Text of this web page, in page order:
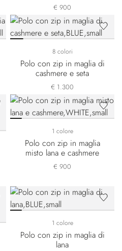
€ 900
8 colori
Polo con zip in maglia di
cashmere e seta
€ 1.300
1 colore
Polo con zip in maglia
misto lana e cashmere
€ 900
1 colore
Polo con zip in maglia di
lana